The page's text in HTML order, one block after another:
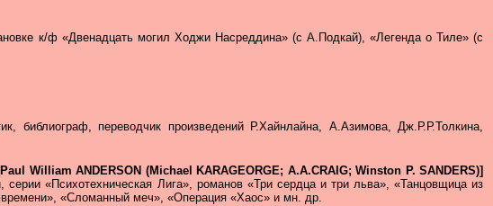
к/ф «Двенадцать могил Ходжи Насреддина» (с А.Подкай), «Легенда о Тиле» (с
библиограф, переводчик произведений Р.Хайнлайна, А.Азимова, Дж.Р.Р.Толкина,
ANDERSON (Michael KARAGEORGE; A.A.CRAIG; Winston P. SANDERS)]
серии «Психотехническая Лига», романов «Три сердца и три льва», «Танцовщица из
«Сломанный меч», «Операция «Хаос» и мн. др.